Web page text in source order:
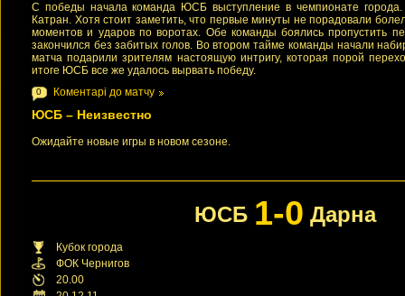
С победы начала команда ЮСБ выступление в чемпионате
Катран. Хотя стоит заметить, что первые минуты не порадовали
моментов и ударов по воротах. Обе команды боялись пропустить
закончился без забитых голов. Во втором тайме команды начали
матча подарили зрителям настоящую интригу, которая порой
итоге ЮСБ все же удалось вырвать победу.
0 Коментарі до матчу
ЮСБ – Неизвестно
Ожидайте новые игры в новом сезоне.
ЮСБ 1-0 Дарна
Кубок города
ФОК Чернигов
20.00